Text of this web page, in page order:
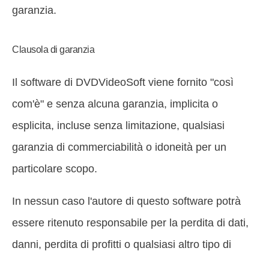
garanzia.
Clausola di garanzia
Il software di DVDVideoSoft viene fornito "così
com'è" e senza alcuna garanzia, implicita o
esplicita, incluse senza limitazione, qualsiasi
garanzia di commerciabilità o idoneità per un
particolare scopo.
In nessun caso l'autore di questo software potrà
essere ritenuto responsabile per la perdita di dati,
danni, perdita di profitti o qualsiasi altro tipo di